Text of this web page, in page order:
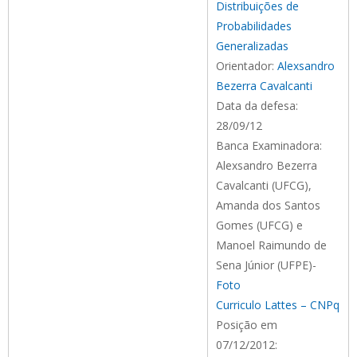
Distribuições de
Probabilidades
Generalizadas
Orientador: Alexsandro
Bezerra Cavalcanti
Data da defesa:
28/09/12
Banca Examinadora:
Alexsandro Bezerra
Cavalcanti (UFCG),
Amanda dos Santos
Gomes (UFCG) e
Manoel Raimundo de
Sena Júnior (UFPE)-
Foto
Curriculo Lattes – CNPq
Posição em
07/12/2012: